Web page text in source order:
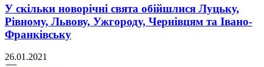
У скільки новорічні свята обійшлися Луцьку,
Рівному, Львову, Ужгороду, Чернівцям та Івано-
Франківську
26.01.2021